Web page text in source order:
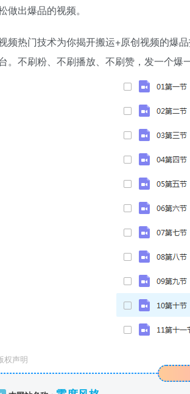
做出爆品的视频。
频热门技术为你揭开搬运+原创视频的爆
。不刷粉、不刷播放、不刷赞，发一个
权声明